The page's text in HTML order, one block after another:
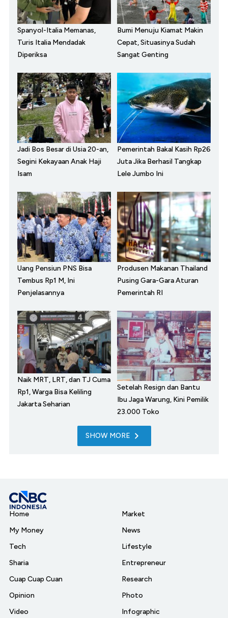
Spanyol-Italia Memanas,
Turis Italia Mendadak
Diperiksa
Bumi Menuju Kiamat Makin
Cepat, Situasinya Sudah
Sangat Genting
Jadi Bos Besar di Usia 20-an,
Segini Kekayaan Anak Haji
Isam
Pemerintah Bakal Kasih Rp26
Juta Jika Berhasil Tangkap
Lele Jumbo Ini
Uang Pensiun PNS Bisa
Tembus Rp1 M, Ini
Penjelasannya
Produsen Makanan Thailand
Pusing Gara-Gara Aturan
Pemerintah RI
Naik MRT, LRT, dan TJ Cuma
Rp1, Warga Bisa Keliling
Jakarta Seharian
Setelah Resign dan Bantu
Ibu Jaga Warung, Kini Pemilik
23.000 Toko
SHOW MORE
Home
My Money
Tech
Sharia
Cuap Cuap Cuan
Opinion
Video
Market
News
Lifestyle
Entrepreneur
Research
Photo
Infographic